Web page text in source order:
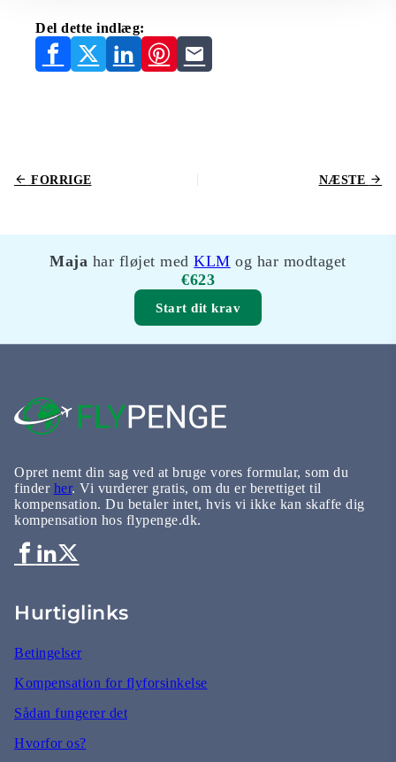
Del dette indlæg:
FORRIGE NÆSTE
Maja har fløjet medKLM og har modtaget
€623
Start dit krav
Opret nemt din sag ved at bruge vores formular, som du
finder her. Vi vurderer gratis, om du er berettiget til
kompensation. Du betaler intet, hvis vi ikke kan skaffe dig
kompensation hos flypenge.dk.
Hurtiglinks
Betingelser
Kompensation for flyforsinkelse
Sådan fungerer det
Hvorfor os?